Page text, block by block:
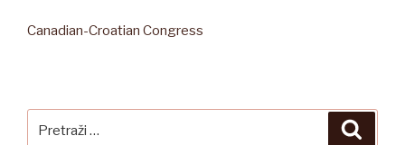
Canadian-Croatian Congress